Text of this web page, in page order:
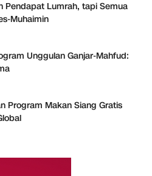
Pendapat Lumrah, tapi Semua
Muhaimin
Unggulan Ganjar-Mahfud:
Program Makan Siang Gratis